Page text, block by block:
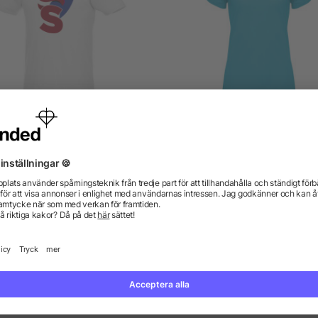
kortärmad herrtröja
från 22,07 kr från 14,71 kr
Vi har svaren.